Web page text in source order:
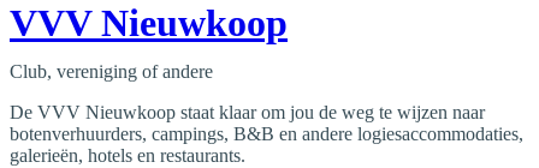
VVV Nieuwkoop
Club, vereniging of andere
De VVV Nieuwkoop staat klaar om jou de weg te wijzen naar
botenverhuurders, campings, B&B en andere logiesaccommodaties,
galerieën, hotels en restaurants.